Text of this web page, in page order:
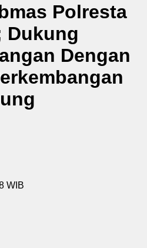
Polresta
Dukung
Dengan
WIB